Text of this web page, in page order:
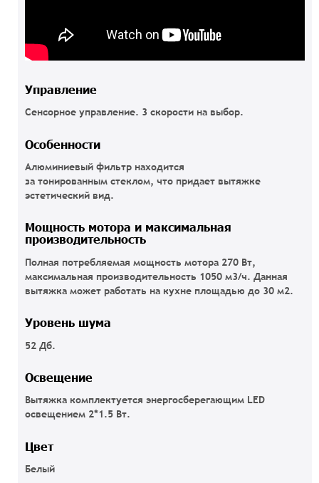
Управление
Сенсорное управление. 3 скорости на выбор.
Особенности
Алюминиевый фильтр находится
за тонированным стеклом, что придает вытяжке
эстетический вид.
Мощность мотора и максимальная
производительность
Полная потребляемая мощность мотора 270 Вт,
максимальная производительность 1050 м3/ч. Данная
вытяжка может работать на кухне площадью до 30 м2.
Уровень шума
52 Дб.
Освещение
Вытяжка комплектуется энергосберегающим LED
освещением 2*1.5 Вт.
Цвет
Белый